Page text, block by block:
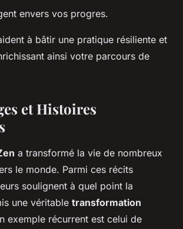
envers vos progres.
à bâtir une pratique résiliente et
ainsi votre parcours de
et Histoires
a transformé la vie de nombreux
le monde. Parmi ces récits
soulignent à quel point la
une véritable transformation
exemple récurrent est celui de